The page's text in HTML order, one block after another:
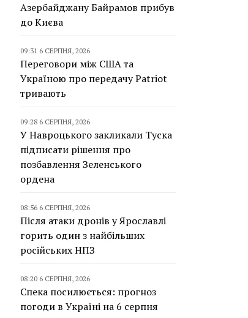
Азербайджану Байрамов прибув
до Києва
09:31 6 СЕРПНЯ, 2026
Переговори між США та
Україною про передачу Patriot
тривають
09:28 6 СЕРПНЯ, 2026
У Навроцького закликали Туска
підписати рішення про
позбавлення Зеленського
ордена
08:56 6 СЕРПНЯ, 2026
Після атаки дронів у Ярославлі
горить один з найбільших
російських НПЗ
08:20 6 СЕРПНЯ, 2026
Спека посилюється: прогноз
погоди в Україні на 6 серпня